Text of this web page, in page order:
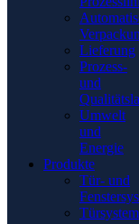
Lieferung
Prozess-
und
Umwelt
und
Energie
Produkte
Tür- und